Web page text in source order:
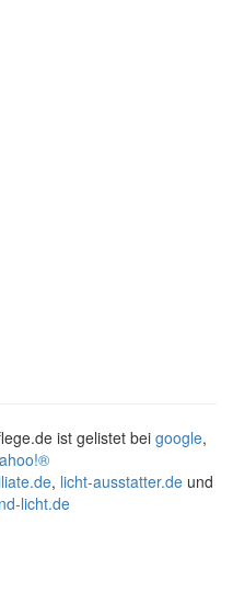
ist gelistet bei google,
, licht-ausstatter.de und
licht.de